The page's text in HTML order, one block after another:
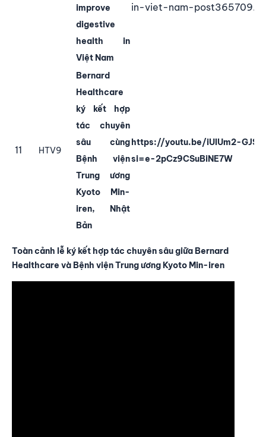
improve
digestive
health in
Việt Nam
in-viet-nam-
11 HTV9
Bernard
Healthcare
ký kết hợp
tác chuyên
sâu cùng
Bệnh viện
Trung ương
Kyoto Min-
iren, Nhật
Bản
https://youtu.be/iUIUm2-
si=e-2pCz9CSuBiNE7W
Toàn cảnh lễ ký kết hợp tác chuyên sâu giữa Bernard
Healthcare và Bệnh viện Trung ương Kyoto Min-iren